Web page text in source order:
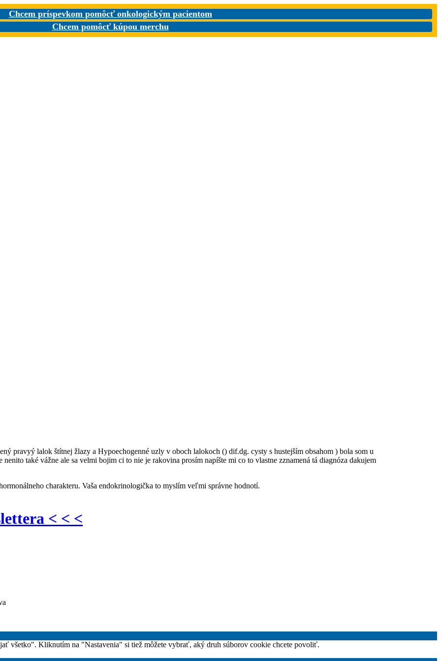
Chcem príspevkom pomôcť onkologickým pacientom
Chcem pomôcť kúpou merchu
pravyý lalok štítnej žlazy a Hypoechogenné uzly v oboch lalokoch () dif.dg. cysty s hustejším obsahom ) bola som u
také vážne ale sa velmi bojim ci to nie je rakovina prosím napíšte mi co to vlastne zznamená tá diagnóza dakujem
charakteru. Vaša endokrinologička to myslím veľmi správne hodnotí.
< < <
všetko". Kliknutím na "Nastavenia" si tiež môžete vybrať, aký druh súborov cookie chcete povoliť.